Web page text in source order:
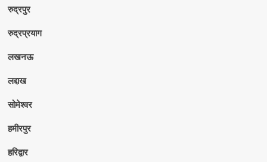
रुद्रपुर
रुद्रप्रयाग
लखनऊ
लद्दाख
सोमेश्वर
हमीरपुर
हरिद्वार